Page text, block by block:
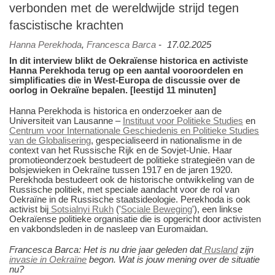
verbonden met de wereldwijde strijd tegen
fascistische krachten
Hanna Perekhoda, Francesca Barca - 17.02.2025
In dit interview blikt de Oekraïense historica en activiste
Hanna Perekhoda terug op een aantal vooroordelen en
simplificaties die in West-Europa de discussie over de
oorlog in Oekraïne bepalen. [leestijd 11 minuten]
Hanna Perekhoda is historica en onderzoeker aan de
Universiteit van Lausanne – Instituut voor Politieke Studies en
Centrum voor Internationale Geschiedenis en Politieke Studies
van de Globalisering, gespecialiseerd in nationalisme in de
context van het Russische Rijk en de Sovjet-Unie. Haar
promotieonderzoek bestudeert de politieke strategieën van de
bolsjewieken in Oekraïne tussen 1917 en de jaren 1920.
Perekhoda bestudeert ook de historische ontwikkeling van de
Russische politiek, met speciale aandacht voor de rol van
Oekraïne in de Russische staatsideologie. Perekhoda is ook
activist bij Sotsialnyi Rukh ('Sociale Beweging'), een linkse
Oekraïense politieke organisatie die is opgericht door activisten
en vakbondsleden in de nasleep van Euromaidan.
Francesca Barca: Het is nu drie jaar geleden datRuslandzijn
invasie in Oekraïne begon. Wat is jouw mening over de situatie
nu?